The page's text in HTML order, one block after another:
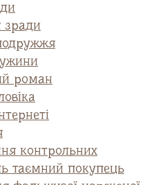
зради
роман
контрольних
таємний покупець